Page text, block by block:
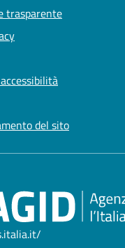
trasparente
del sito